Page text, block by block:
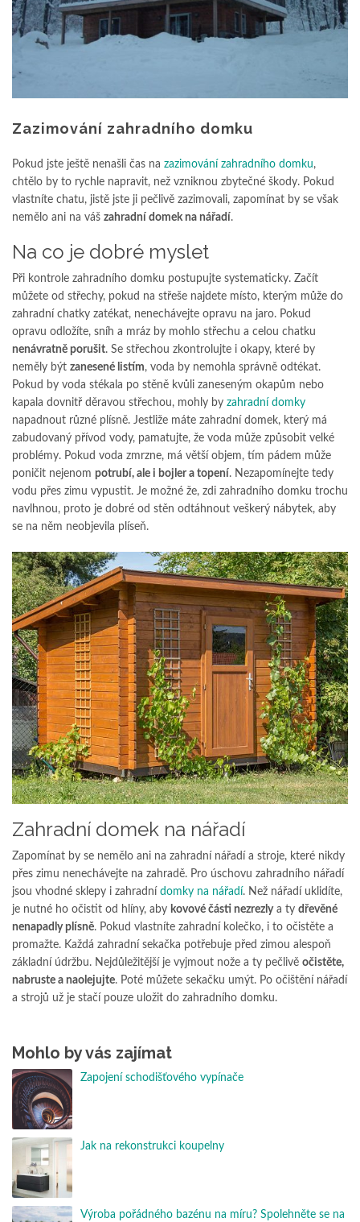
Zazimování zahradního domku
Pokud jste ještě nenašli čas na zazimování zahradního domku,
chtělo by to rychle napravit, než vzniknou zbytečné škody. Pokud
vlastníte chatu, jistě jste ji pečlivě zazimovali, zapomínat by se však
nemělo ani na váš zahradní domek na nářadí.
Na co je dobré myslet
Při kontrole zahradního domku postupujte systematicky. Začít
můžete od střechy, pokud na střeše najdete místo, kterým může do
zahradní chatky zatékat, nenechávejte opravu na jaro. Pokud
opravu odložíte, sníh a mráz by mohlo střechu a celou chatku
nenávratně porušit. Se střechou zkontrolujte i okapy, které by
neměly být zanesené listím, voda by nemohla správně odtékat.
Pokud by voda stékala po stěně kvůli zaneseným okapům nebo
kapala dovnitř děravou střechou, mohly by zahradní domky
napadnout různé plísně. Jestliže máte zahradní domek, který má
zabudovaný přívod vody, pamatujte, že voda může způsobit velké
problémy. Pokud voda zmrzne, má větší objem, tím pádem může
poničit nejenom potrubí, ale i bojler a topení. Nezapomínejte tedy
vodu přes zimu vypustit. Je možné že, zdi zahradního domku trochu
navlhnou, proto je dobré od stěn odtáhnout veškerý nábytek, aby
se na něm neobjevila plíseň.
Zahradní domek na nářadí
Zapomínat by se nemělo ani na zahradní nářadí a stroje, které nikdy
přes zimu nenechávejte na zahradě. Pro úschovu zahradního nářadí
jsou vhodné sklepy i zahradní domky na nářadí. Než nářadí uklidíte,
je nutné ho očistit od hlíny, aby kovové části nezrezlya ty dřevěné
nenapadly plísně. Pokud vlastníte zahradní kolečko, i to očistěte a
promažte. Každá zahradní sekačka potřebuje před zimou alespoň
základní údržbu. Nejdůležitější je vyjmout nože a ty pečlivě očistěte,
nabruste a naolejujte. Poté můžete sekačku umýt. Po očištění nářadí
a strojů už je stačí pouze uložit do zahradního domku.
Mohlo by vás zajímat
Zapojení schodišťového vypínače
Jak​ ​na​ ​rekonstrukci​ ​koupelny
Výroba pořádného bazénu na míru? Spolehněte se na